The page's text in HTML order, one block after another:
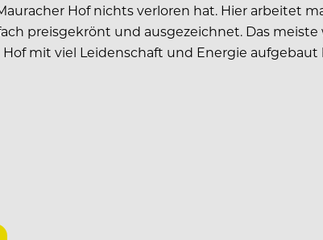
Hof nichts verloren hat. Hier arbeitet
preisgekrönt und ausgezeichnet. Das
mit viel Leidenschaft und Energie aufgebaut